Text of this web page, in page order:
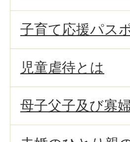
子育て応援パス
児童虐待とは
母子父子及び寡